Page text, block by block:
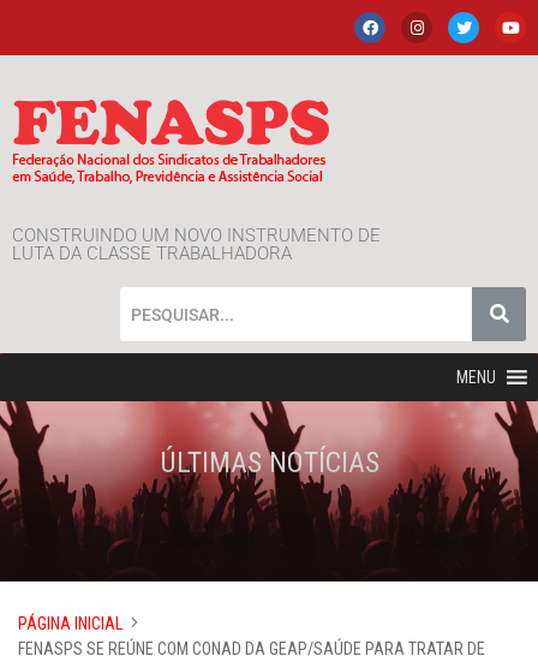
CONSTRUINDO UM NOVO INSTRUMENTO DE
LUTA DA CLASSE TRABALHADORA
MENU
ÚLTIMAS NOTÍCIAS
PÁGINA INICIAL
FENASPS SE REÚNE COM CONAD DA GEAP/SAÚDE PARA TRATAR DE